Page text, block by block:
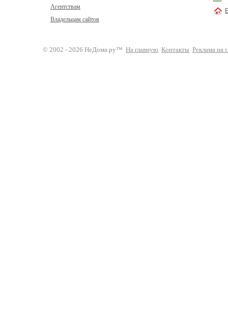
Агентствам
Владельцам сайтов
© 2002 - 2026 НеДома.ру™ На главную Контакты Реклама на